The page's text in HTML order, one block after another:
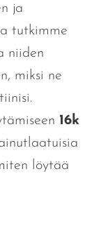
ja
tutkimme
niiden
miksi ne
16k
löytää